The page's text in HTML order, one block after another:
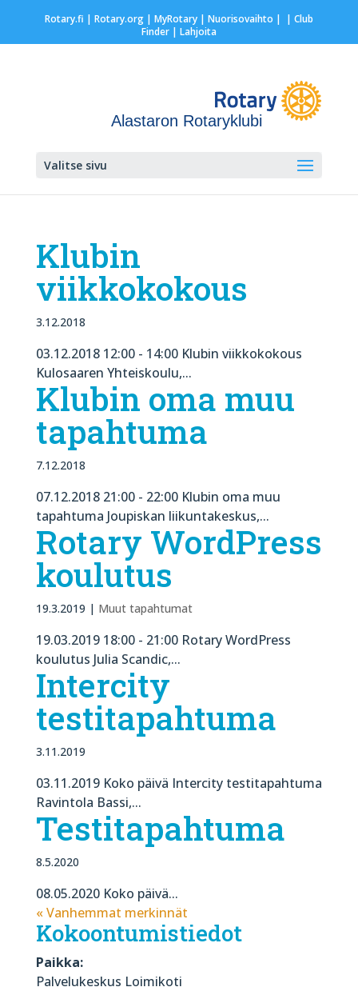
Rotary.fi | Rotary.org| MyRotary | Nuorisovaihto | | Club
Finder| Lahjoita
Alastaron Rotaryklubi
Valitse sivu
Klubin
viikkokokous
3.12.2018
03.12.2018 12:00 - 14:00 Klubin viikkokokous
Kulosaaren Yhteiskoulu,...
Klubin oma muu
tapahtuma
7.12.2018
07.12.2018 21:00 - 22:00 Klubin oma muu
tapahtuma Joupiskan liikuntakeskus,...
Rotary WordPress
koulutus
19.3.2019 | Muut tapahtumat
19.03.2019 18:00 - 21:00 Rotary WordPress
koulutus Julia Scandic,...
Intercity
testitapahtuma
3.11.2019
03.11.2019 Koko päivä Intercity testitapahtuma
Ravintola Bassi,...
Testitapahtuma
8.5.2020
08.05.2020 Koko päivä...
« Vanhemmat merkinnät
Kokoontumistiedot
Paikka:
Palvelukeskus Loimikoti